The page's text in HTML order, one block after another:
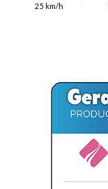
25 km/h